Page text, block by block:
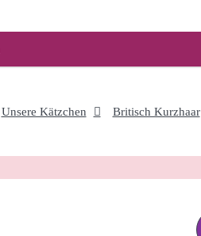
Unsere Kätzchen Britisch Kurzhaar